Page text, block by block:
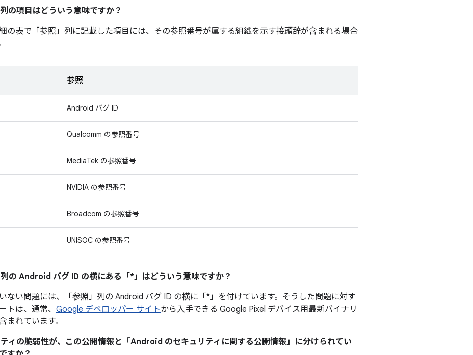
列の項目はどういう意味ですか？
の表で「参照」 列に記載した項目には、その参照番号が属する組織を示す接頭辞が含まれる場合
参照
Android バグ ID
Qualcomm の参照番号
MediaTek の参照番号
NVIDIA の参照番号
Broadcom の参照番号
UNISOC の参照番号
列の Android バグ ID の横にある「*」はどういう意味ですか？
ない問題には、「参照」 列の Android バグ ID の横に「*」を付けています。そうした問題に対す
トは、通常、 Google デベロッパー サイトから入手できる Google Pixel デバイス用最新バイナリ
まれています。
ィの脆弱性が、この公開情報と「Android のセキュリティに関する公開情報」に分けられてい